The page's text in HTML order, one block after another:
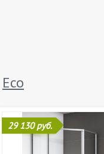
Eco
29 130 руб.